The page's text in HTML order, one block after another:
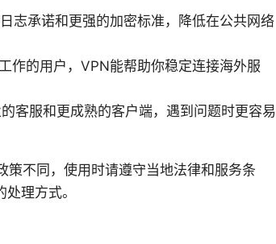
志承诺和更强的加密标准，降低在公共网络
作的用户，VPN能帮助你稳定连接海外服
客服和更成熟的客户端，遇到问题时更容易
不同，使用时请遵守当地法律和服务条
理方式。